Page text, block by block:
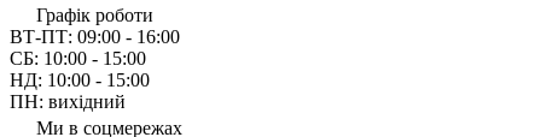
Графік роботи
ВТ-ПТ: 09:00 - 16:00
СБ: 10:00 - 15:00
НД: 10:00 - 15:00
ПН: вихідний
Ми в соцмережах